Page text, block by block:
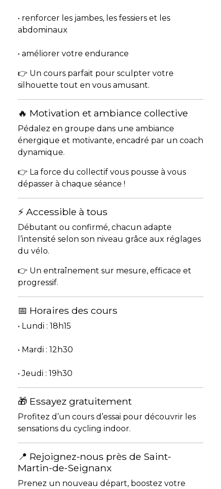
• renforcer les jambes, les fessiers et les
abdominaux
• améliorer votre endurance
👉 Un cours parfait pour sculpter votre
silhouette tout en vous amusant.
🔥 Motivation et ambiance collective
Pédalez en groupe dans une ambiance
énergique et motivante, encadré par un coach
dynamique.
👉 La force du collectif vous pousse à vous
dépasser à chaque séance !
⚡ Accessible à tous
Débutant ou confirmé, chacun adapte
l’intensité selon son niveau grâce aux réglages
du vélo.
👉 Un entraînement sur mesure, efficace et
progressif.
📅 Horaires des cours
• Lundi : 18h15
• Mardi : 12h30
• Jeudi : 19h30
🎁 Essayez gratuitement
Profitez d’un cours d’essai pour découvrir les
sensations du cycling indoor.
📍 Rejoignez-nous près de Saint-
Martin-de-Seignanx
Prenez un nouveau départ, boostez votre